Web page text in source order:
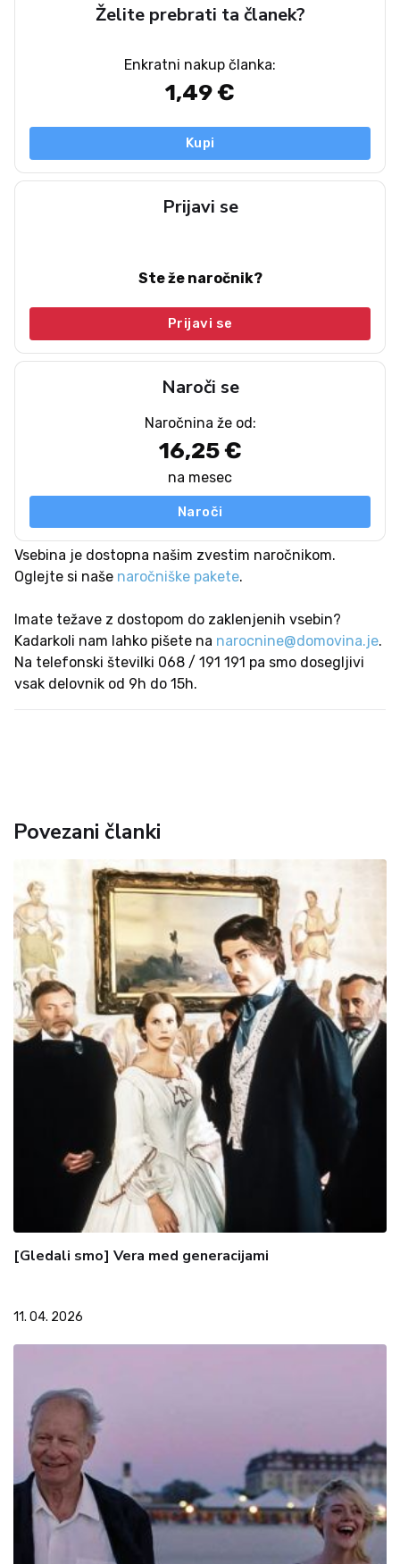
Želite prebrati ta članek?
Enkratni nakup članka:
1,49 €
Kupi
Prijavi se
Ste že naročnik?
Prijavi se
Naroči se
Naročnina že od:
16,25 €
na mesec
Naroči
Vsebina je dostopna našim zvestim naročnikom.
Oglejte si naše naročniške pakete.
Imate težave z dostopom do zaklenjenih vsebin?
Kadarkoli nam lahko pišete na narocnine@domovina.je.
Na telefonski številki 068 / 191 191 pa smo dosegljivi
vsak delovnik od 9h do 15h.
Povezani članki
[Gledali smo] Vera med generacijami
11. 04. 2026